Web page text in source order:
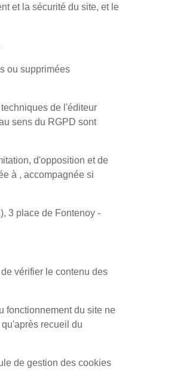
et la sécurité du site, et le
ou supprimées
de l'éditeur
sens du RGPD sont
d'opposition et de
à , accompagnée si
3 place de Fontenoy -
vérifier le contenu des
fonctionnement du site ne
recueil du
de gestion des cookies